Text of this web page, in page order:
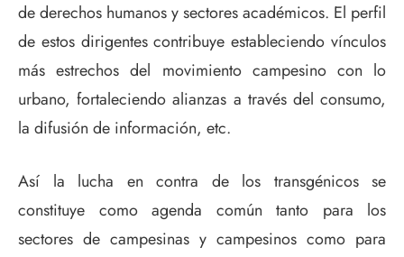
de derechos humanos y sectores académicos. El perfil
de estos dirigentes contribuye estableciendo vínculos
más estrechos del movimiento campesino con lo
urbano, fortaleciendo alianzas a través del consumo,
la difusión de información, etc.
Así la lucha en contra de los transgénicos se
constituye como agenda común tanto para los
sectores de campesinas y campesinos como para